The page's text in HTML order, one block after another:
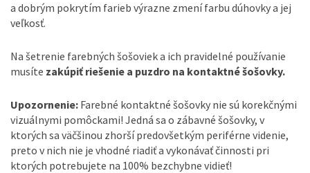
a dobrým pokrytím farieb výrazne zmení farbu dúhovky a jej
veľkosť.
Na šetrenie farebných šošoviek a ich pravidelné používanie
musíte zakúpiť riešenie a puzdro na kontaktné šošovky.
Upozornenie: Farebné kontaktné šošovky nie sú korekčnými
vizuálnymi pomôckami! Jedná sa o zábavné šošovky, v
ktorých sa väčšinou zhorší predovšetkým periférne videnie,
preto v nich nie je vhodné riadiť a vykonávať činnosti pri
ktorých potrebujete na 100% bezchybne vidieť!